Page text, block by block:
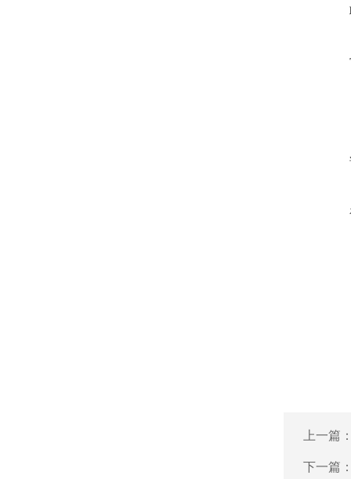
上一篇
下一篇